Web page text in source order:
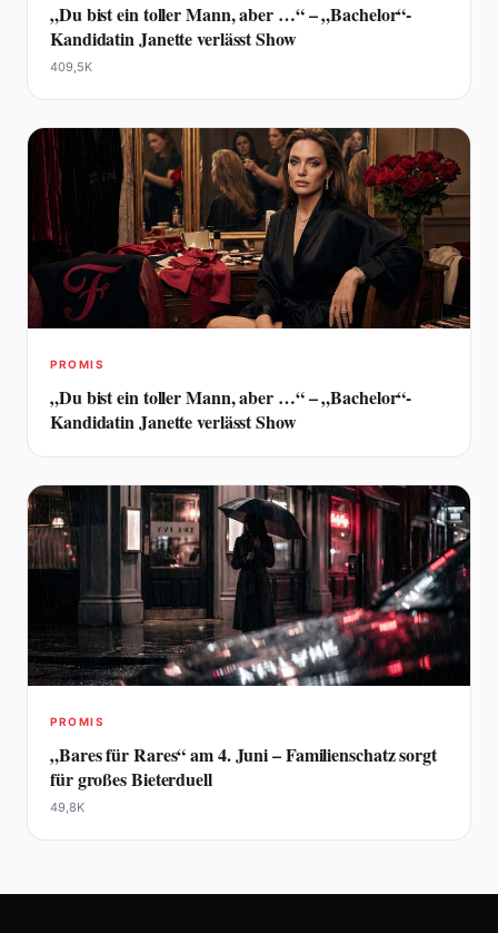
„Du bist ein toller Mann, aber …“ – „Bachelor“-
Kandidatin Janette verlässt Show
409,5K
PROMIS
„Du bist ein toller Mann, aber …“ – „Bachelor“-
Kandidatin Janette verlässt Show
PROMIS
„Bares für Rares“ am 4. Juni – Familienschatz sorgt
für großes Bieterduell
49,8K